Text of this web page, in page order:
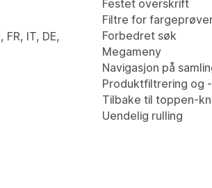
IT, DE,
Festet overskrift
Filtre for
Forbedret søk
Megameny
Navigasjon på
Produktfiltrering og
Tilbake til toppen-
Uendelig rulling